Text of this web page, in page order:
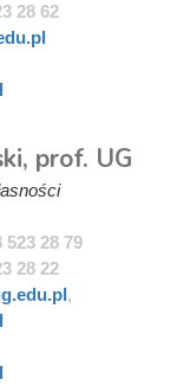
28 62
prof. UG
523 28 79
28 22
,